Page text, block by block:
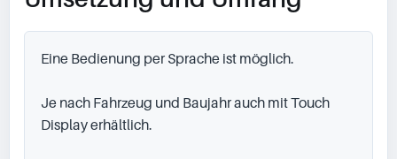
Eine Bedienung per Sprache ist möglich.
Je nach Fahrzeug und Baujahr auch mit Touch
Display erhältlich.